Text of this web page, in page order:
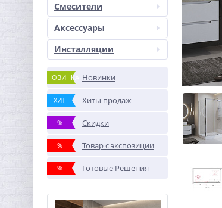
Смесители
Аксессуары
Инсталляции
НОВИНКА Новинки
ХИТ Хиты продаж
% Скидки
% Товар с экспозиции
% Готовые Решения